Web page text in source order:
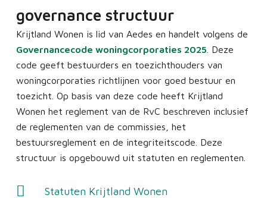
governance structuur
Krijtland Wonen is lid van Aedes en handelt volgens de
Governancecode woningcorporaties 2025 . Deze
code geeft bestuurders en toezichthouders van
woningcorporaties richtlijnen voor goed bestuur en
toezicht. Op basis van deze code heeft Krijtland
Wonen het reglement van de RvC beschreven inclusief
de reglementen van de commissies, het
bestuursreglement en de integriteitscode. Deze
structuur is opgebouwd uit statuten en reglementen.
Statuten Krijtland Wonen